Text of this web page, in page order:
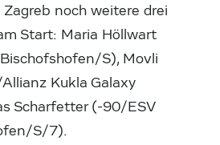
noch weitere drei
Start: Maria Höllwart
S), Movli
Kukla Galaxy
Scharfetter (-90/ESV
S/7).